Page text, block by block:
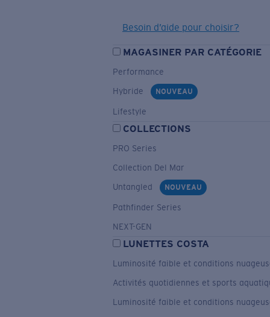
Besoin d’aide pour choisir?
MAGASINER PAR CATÉGORIE
Performance
Hybride
NOUVEAU
Lifestyle
COLLECTIONS
PRO Series
Collection Del Mar
Untangled
NOUVEAU
Pathfinder Series
NEXT-GEN
LUNETTES COSTA
Luminosité faible et conditions
Activités quotidiennes et sports
Luminosité faible et conditions